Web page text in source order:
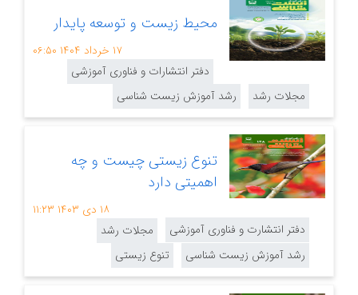
محیط زیست و توسعه پایدار
۱۷ خرداد ۱۴۰۴
۰۶:۵۰
دفتر انتشارات و فناوری آموزشی
مجلات رشد
رشد آموزش زیست شناسی
تنوع زیستی چیست و چه
اهمیتی دارد
۱۸ دی ۱۴۰۳
۱۱:۲۳
دفتر انتشارت و فناوری آموزشی
مجلات رشد
رشد آموزش زیست شناسی
تنوع زیستی